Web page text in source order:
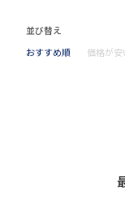
並び替え
おすすめ順
価格が安